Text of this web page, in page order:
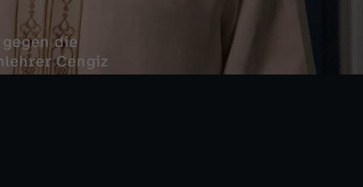
die
Cengiz